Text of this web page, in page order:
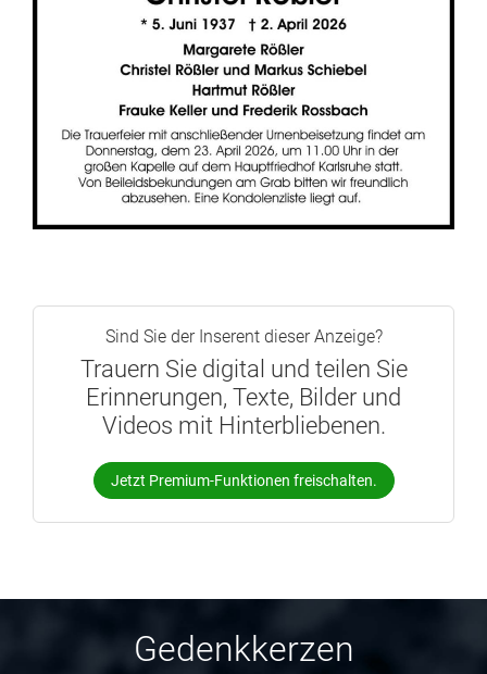
Sind Sie der Inserent dieser Anzeige?
Trauern Sie digital und teilen Sie
Erinnerungen, Texte, Bilder und
Videos mit Hinterbliebenen.
Jetzt Premium-Funktionen freischalten.
Gedenkkerzen